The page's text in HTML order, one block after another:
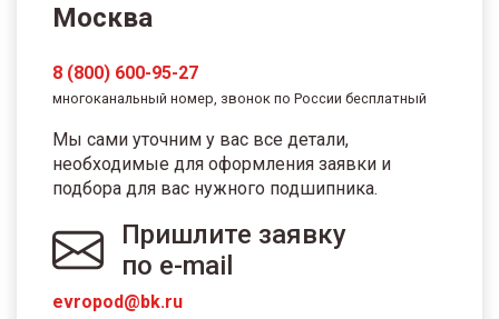
Москва
8 (800) 600-95-27
многоканальный номер, звонок по России бесплатный
Мы сами уточним у вас все детали,
необходимые для оформления заявки и
подбора для вас нужного подшипника.
Пришлите заявку
по e-mail
evropod@bk.ru